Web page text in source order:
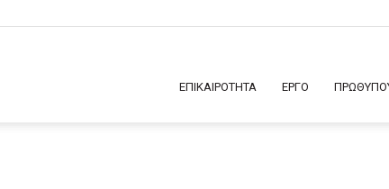
ΕΠΙΚΑΙΡΟΤΗΤΑ ΕΡΓΟ